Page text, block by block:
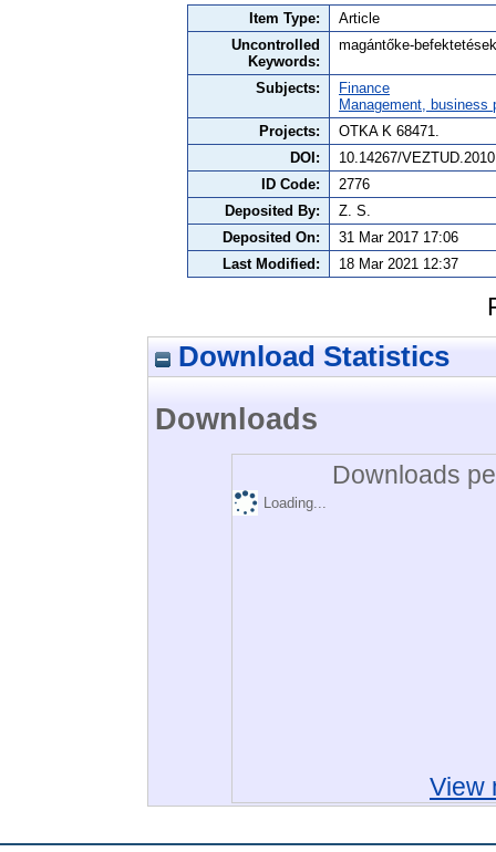
Item Type:
Article
Uncontrolled
Keywords:
magántőke-
Subjects:
Finance
Management,
Projects:
OTKA K 68471.
DOI:
10.14267/
ID Code:
2776
Deposited By:
Z. S.
Deposited On:
31 Mar 2017 17:06
Last Modified:
18 Mar 2021 12:37
Download Statistics
Downloads
Downloads
Loading...
View